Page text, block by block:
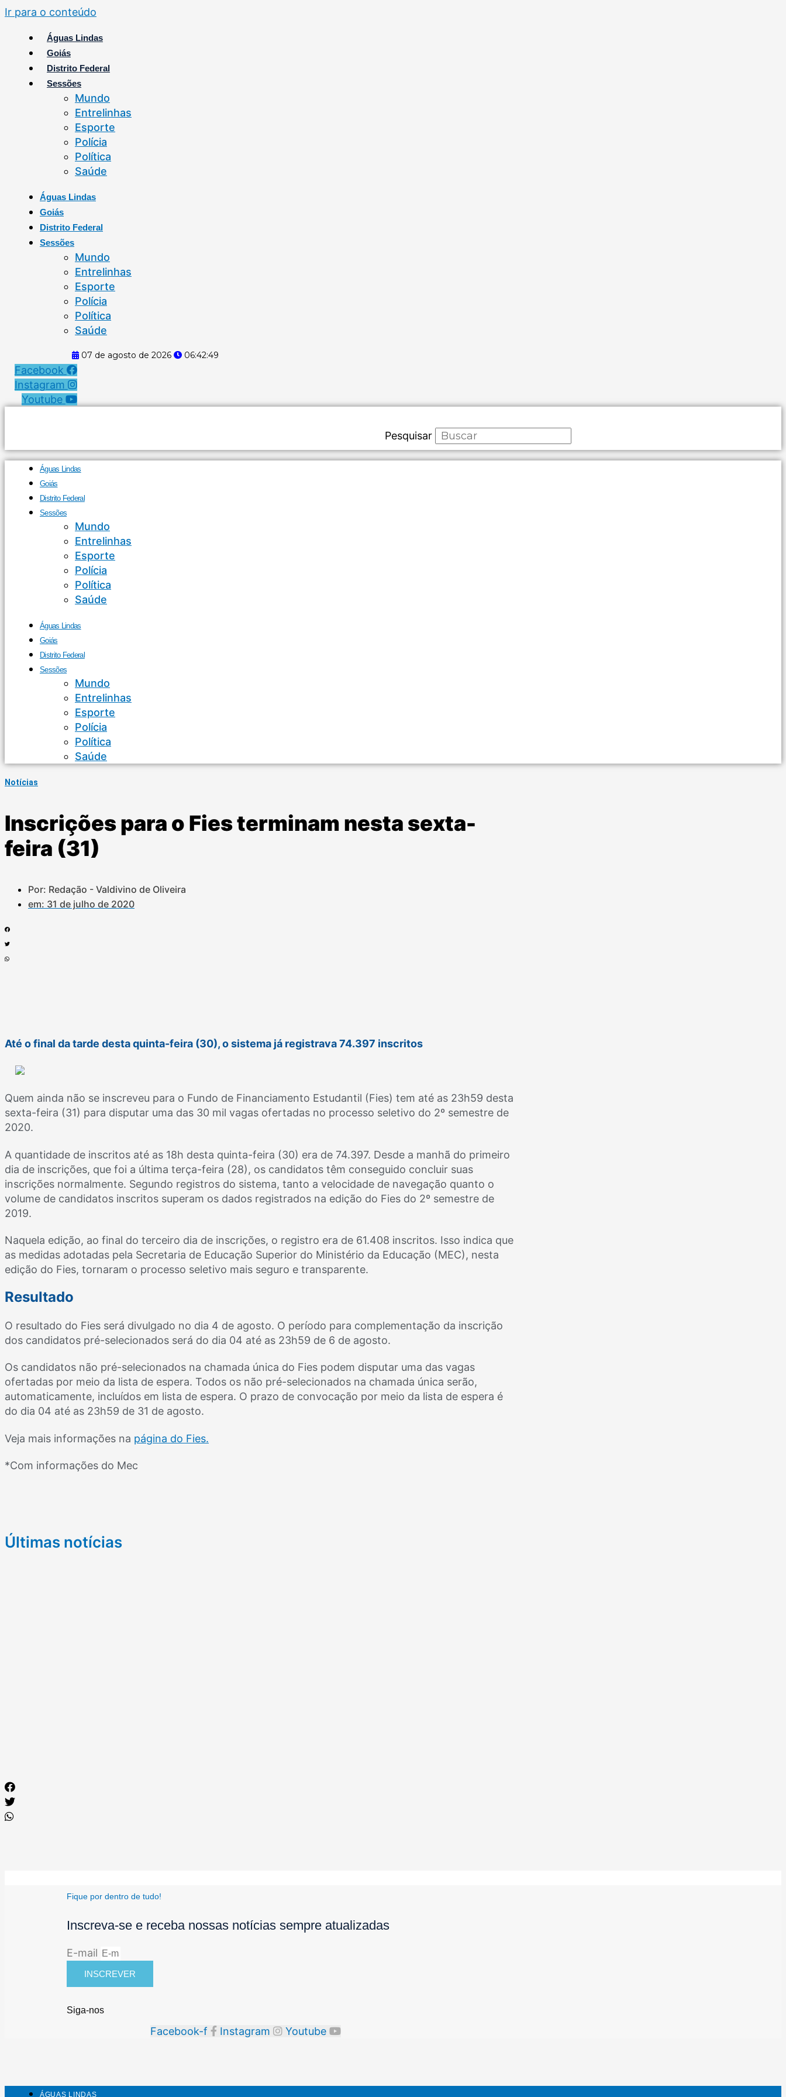
Ir para o conteúdo
Águas Lindas
Goiás
Distrito Federal
Sessões
Mundo
Entrelinhas
Esporte
Polícia
Política
Saúde
Águas Lindas
Goiás
Distrito Federal
Sessões
Mundo
Entrelinhas
Esporte
Polícia
Política
Saúde
07 de agosto de 2026 06:42:50
Facebook
Instagram
Youtube
Pesquisar
Águas Lindas
Goiás
Distrito Federal
Sessões
Mundo
Entrelinhas
Esporte
Polícia
Política
Saúde
Águas Lindas
Goiás
Distrito Federal
Sessões
Mundo
Entrelinhas
Esporte
Polícia
Política
Saúde
Notícias
Inscrições para o Fies terminam nesta sexta-
feira (31)
Por: Redação - Valdivino de Oliveira
em: 31 de julho de 2020
Até o final da tarde desta quinta-feira (30), o sistema já registrava 74.397 inscritos
Quem ainda não se inscreveu para o Fundo de Financiamento Estudantil (Fies) tem até as 23h59 desta
sexta-feira (31) para disputar uma das 30 mil vagas ofertadas no processo seletivo do 2º semestre de
2020.
A quantidade de inscritos até as 18h desta quinta-feira (30) era de 74.397. Desde a manhã do primeiro
dia de inscrições, que foi a última terça-feira (28), os candidatos têm conseguido concluir suas
inscrições normalmente. Segundo registros do sistema, tanto a velocidade de navegação quanto o
volume de candidatos inscritos superam os dados registrados na edição do Fies do 2º semestre de
2019.
Naquela edição, ao final do terceiro dia de inscrições, o registro era de 61.408 inscritos. Isso indica que
as medidas adotadas pela Secretaria de Educação Superior do Ministério da Educação (MEC), nesta
edição do Fies, tornaram o processo seletivo mais seguro e transparente.
Resultado
O resultado do Fies será divulgado no dia 4 de agosto. O período para complementação da inscrição
dos candidatos pré-selecionados será do dia 04 até as 23h59 de 6 de agosto.
Os candidatos não pré-selecionados na chamada única do Fies podem disputar uma das vagas
ofertadas por meio da lista de espera. Todos os não pré-selecionados na chamada única serão,
automaticamente, incluídos em lista de espera. O prazo de convocação por meio da lista de espera é
do dia 04 até as 23h59 de 31 de agosto.
Veja mais informações na página do Fies.
*Com informações do Mec
Últimas notícias
Fique por dentro de tudo!
Inscreva-se e receba nossas notícias sempre atualizadas
E-mail
INSCREVER
Siga-nos
Facebook-f Instagram Youtube
ÁGUAS LINDAS